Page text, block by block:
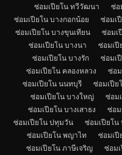
ซ่อมเปียโน ทวีวัฒนา
ซ่อ
ซ่อมเปียโน บางกอกน้อย
ซ่อมเ
ซ่อมเปียโน บางขุนเทียน
ซ่อมเ
ซ่อมเปียโน บางนา
ซ่อมเปี
ซ่อมเปียโน บางรัก
ซ่อมเ
ซ่อมเปียโน คลองหลวง
ซ่อ
ซ่อมเปียโน นนทบุรี
ซ่อมเปีย
ซ่อมเปียโน บางใหญ่
ซ่อม
ซ่อมเปียโน บางเสาธง
ซ่อ
ซ่อมเปียโน ปทุมวัน
ซ่อมเปียโน
ซ่อมเปียโน พญาไท
ซ่อมเปี
ซ่อมเปียโน ภาษีเจริญ
ซ่อม